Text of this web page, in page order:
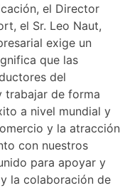
el Director
el Sr. Leo Naut,
exige un
que las
del
trabajar de forma
a nivel mundial y
y la atracción
con nuestros
para apoyar y
la colaboración de